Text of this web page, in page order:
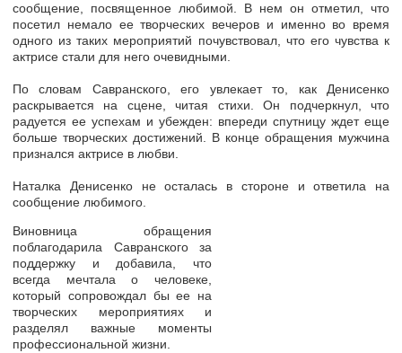
сообщение, посвященное любимой. В нем он отметил, что
посетил немало ее творческих вечеров и именно во время
одного из таких мероприятий почувствовал, что его чувства к
актрисе стали для него очевидными.
По словам Савранского, его увлекает то, как Денисенко
раскрывается на сцене, читая стихи. Он подчеркнул, что
радуется ее успехам и убежден: впереди спутницу ждет еще
больше творческих достижений. В конце обращения мужчина
признался актрисе в любви.
Наталка Денисенко не осталась в стороне и ответила на
сообщение любимого.
Виновница обращения
поблагодарила Савранского за
поддержку и добавила, что
всегда мечтала о человеке,
который сопровождал бы ее на
творческих мероприятиях и
разделял важные моменты
профессиональной жизни.